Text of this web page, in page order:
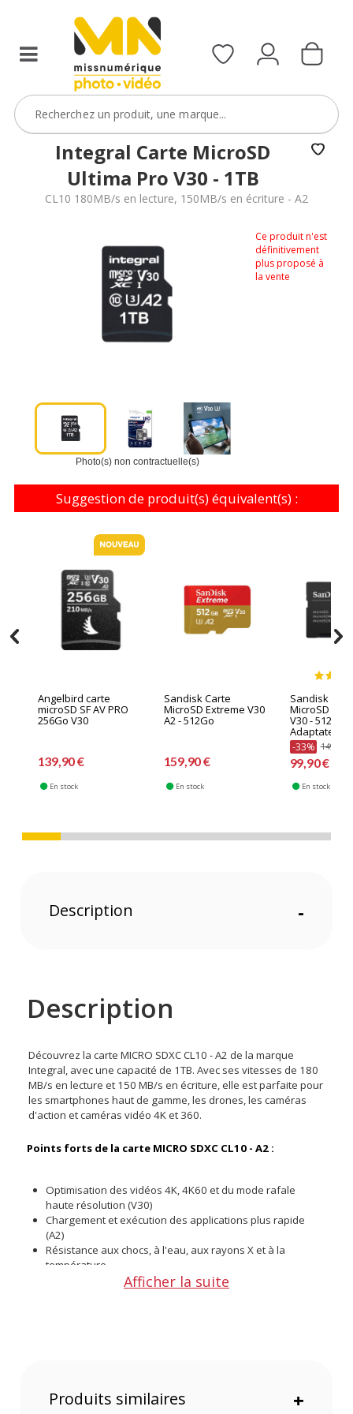
Integral Carte MicroSD
Ultima Pro V30 - 1TB
CL10 180MB/s en lecture, 150MB/s en écriture - A2
Photo(s) non contractuelle(s)
Ce produit n'est
définitivement
plus proposé à
la vente
Suggestion de produit(s) équivalent(s) :
Angelbird carte
microSD SF AV PRO
256Go V30
139,90 €
En stock
Sandisk Carte
MicroSD Extreme V30
A2 - 512Go
159,90 €
En stock
Sandisk
MicroSD
V30 - 512Go +
Adaptateur
-33% 149,90 €
99,90 €
En stock
Description -
Description
Découvrez la carte MICRO SDXC CL10 - A2 de la marque
Integral, avec une capacité de 1TB. Avec ses vitesses de 180
MB/s en lecture et 150 MB/s en écriture, elle est parfaite pour
les smartphones haut de gamme, les drones, les caméras
d'action et caméras vidéo 4K et 360.
Points forts de la carte MICRO SDXC CL10 - A2 :
Optimisation des vidéos 4K, 4K60 et du mode rafale
haute résolution (V30)
Chargement et exécution des applications plus rapide
(A2)
Résistance aux chocs, à l'eau, aux rayons X et à la
température
Spécification UHS-1, U3
capacité : 1TB
Afficher la suite
Produits similaires +